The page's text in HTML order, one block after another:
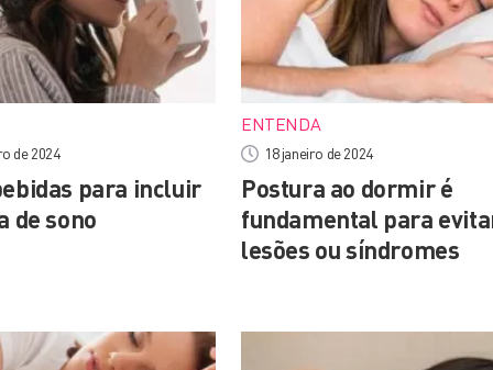
de 2024
para incluir
de sono
ENTENDA
18 janeiro de 2024
Postura ao dormir é
fundamental para
lesões ou síndromes